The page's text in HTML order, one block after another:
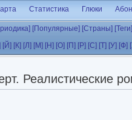
Статистика Глюки
[Популярные] [Страны] [Теги]
[Й] [К] [Л] [М] [Н] [О] [П] [Р] [С] [Т] [У] [Ф]
Реалистические